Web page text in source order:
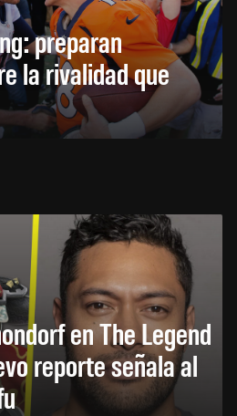
preparan
la rivalidad que
en The Legend
reporte señala al